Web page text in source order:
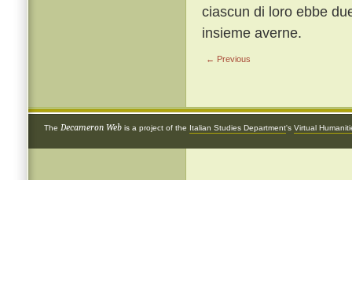
ciascun di loro ebbe
insieme averne.
← Previous
The Decameron Web is a project of the Italian Studies Department's Virtual